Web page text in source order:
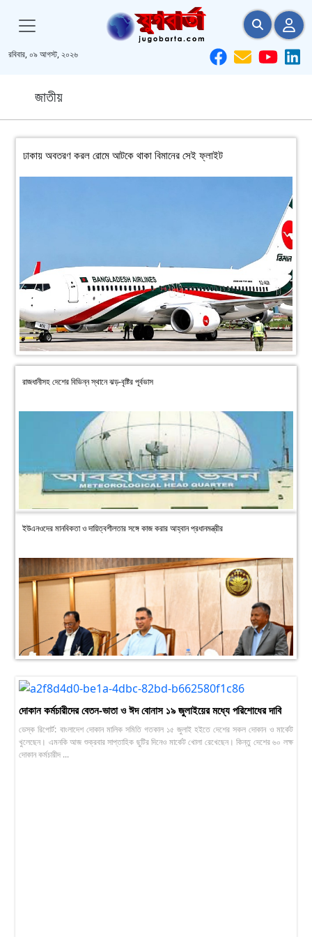
রবিবার, ০৯ আগস্ট, ২০২৬
জাতীয়
ঢাকায় অবতরণ করল রোমে আটকে থাকা বিমানের সেই ফ্লাইট
রাজধানীসহ দেশের বিভিন্ন স্থানে ঝড়-বৃষ্টির পূর্বভাস
ইউএনওদের মানবিকতা ও দায়িত্বশীলতার সঙ্গে কাজ করার আহ্বান প্রধানমন্ত্রীর
দোকান কর্মচারীদের বেতন-ভাতা ও ঈদ বোনাস ১৯ জুলাইয়ের মধ্যে পরিশোধের দাবি
ডেস্ক রিপোর্ট: বাংলাদেশ দোকান মালিক সমিতি গতকাল ১৫ জুলাই হইতে দেশের সকল দোকান ও মার্কেট
খুলেছেন। এমনকি আজ শুক্রবার সাপ্তাহিক ছুটির দিনেও মার্কেট খোলা রেখেছেন। কিন্তু দেশের ৬০ লক্ষ
দোকান কর্মচারীদ ...